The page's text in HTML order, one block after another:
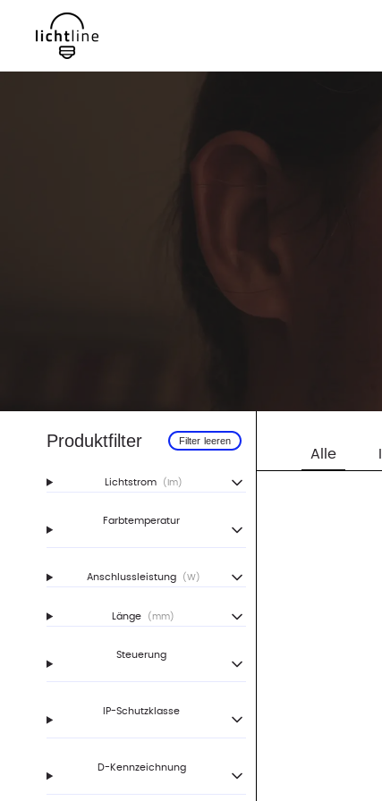
Produktfilter Filter leeren
Lichtstrom (lm)
Farbtemperatur
Anschlussleistung (W)
Länge (mm)
Steuerung
IP-Schutzklasse
D-Kennzeichnung
Alle